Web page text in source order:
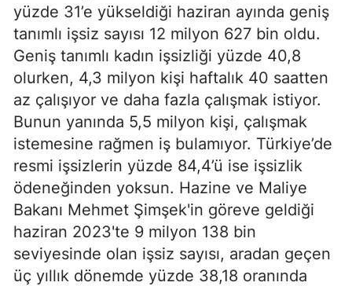
yüzde 31’e yükseldiği haziran ayında geniş
tanımlı işsiz sayısı 12 milyon 627 bin oldu.
Geniş tanımlı kadın işsizliği yüzde 40,8
olurken, 4,3 milyon kişi haftalık 40 saatten
az çalışıyor ve daha fazla çalışmak istiyor.
Bunun yanında 5,5 milyon kişi, çalışmak
istemesine rağmen iş bulamıyor. Türkiye’de
resmi işsizlerin yüzde 84,4’ü ise işsizlik
ödeneğinden yoksun. Hazine ve Maliye
Bakanı Mehmet Şimşek'in göreve geldiği
haziran 2023'te 9 milyon 138 bin
seviyesinde olan işsiz sayısı, aradan geçen
üç yıllık dönemde yüzde 38,18 oranında